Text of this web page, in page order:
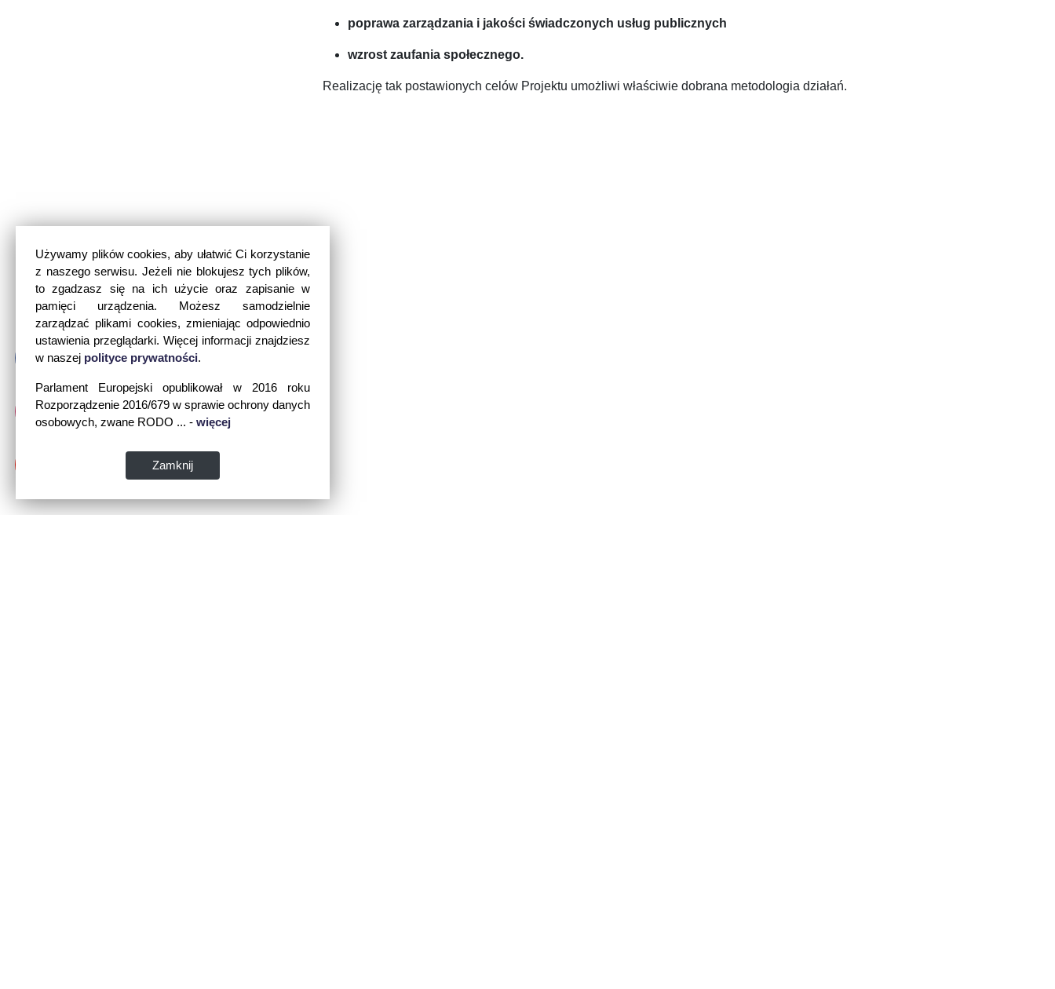
Używamy plików cookies, aby ułatwić Ci korzystanie
z naszego serwisu. Jeżeli nie blokujesz tych plików,
to zgadzasz się na ich użycie oraz zapisanie w
pamięci urządzenia. Możesz samodzielnie
zarządzać plikami cookies, zmieniając odpowiednio
ustawienia przeglądarki. Więcej informacji znajdziesz
w naszej polityce prywatności.
Parlament Europejski opublikował w 2016 roku
Rozporządzenie 2016/679 w sprawie ochrony danych
osobowych, zwane RODO ... - więcej
Zamknij
poprawa zarządzania i jakości świadczonych usług publicznych
wzrost zaufania społecznego.
Realizację tak postawionych celów Projektu umożliwi właściwie dobrana metodologia działań.